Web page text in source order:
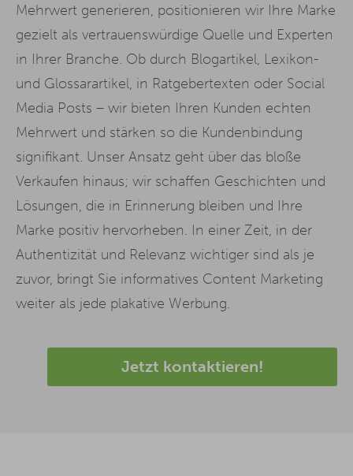
Mehrwert generieren, positionieren wir Ihre Marke
gezielt als vertrauenswürdige Quelle und Experten
in Ihrer Branche. Ob durch Blogartikel, Lexikon-
und Glossarartikel, in Ratgebertexten oder Social
Media Posts – wir bieten Ihren Kunden echten
Mehrwert und stärken so die Kundenbindung
signifikant. Unser Ansatz geht über das bloße
Verkaufen hinaus; wir schaffen Geschichten und
Lösungen, die in Erinnerung bleiben und Ihre
Marke positiv hervorheben. In einer Zeit, in der
Authentizität und Relevanz wichtiger sind als je
zuvor, bringt Sie informatives Content Marketing
weiter als jede plakative Werbung.
Jetzt kontaktieren!